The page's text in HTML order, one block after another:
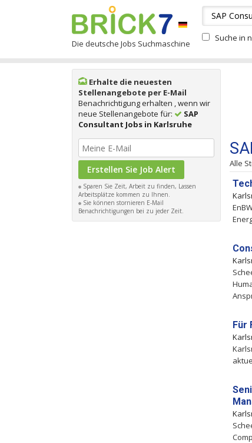
Die deutsche Jobs Suchmaschine
Suche in
Erhalte die neuesten
Stellenangebote per E-Mail
Benachrichtigung erhalten , wenn wir
neue Stellenangebote für:
SAP
Consultant Jobs in Karlsruhe
Sparen Sie Zeit, Arbeit zu finden, Lassen
Arbeitsplätze kommen zu Ihnen.
Sie können stornieren E-Mail
Benachrichtigungen bei zu jeder Zeit.
Alle
Für